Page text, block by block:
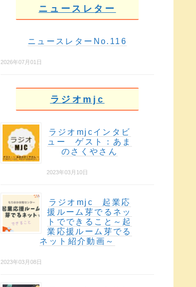
ニュースレター
ニュースレターNo.116
2026年07月01日
ラジオmjc
ラジオmjcインタビ
ュー ゲスト：あま
のさくやさん
2023年03月10日
ラジオmjc 起業応
援ルーム芽でるネッ
トでできること～起
業応援ルーム芽でる
ネット紹介動画～
2023年03月08日